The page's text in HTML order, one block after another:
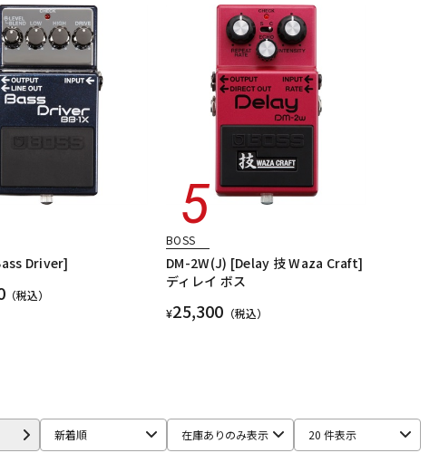
Driver]
（税込）
BOSS
DM-2W(J) [Delay 技 Waza Craft]
ディレイ ボス
¥25,300 （税込）
新着順 在庫ありのみ表示 20 件表示